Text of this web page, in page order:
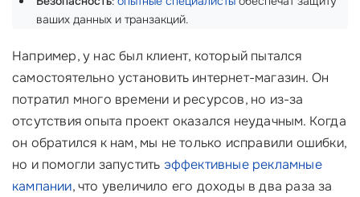
ваших данных и транзакций.
Например, у нас был клиент, который пытался
самостоятельно установить интернет-магазин. Он
потратил много времени и ресурсов, но из-за
отсутствия опыта проект оказался неудачным. Когда
он обратился к нам, мы не только исправили ошибки,
но и помогли запустить эффективные рекламные
кампании, что увеличило его доходы в два раза за